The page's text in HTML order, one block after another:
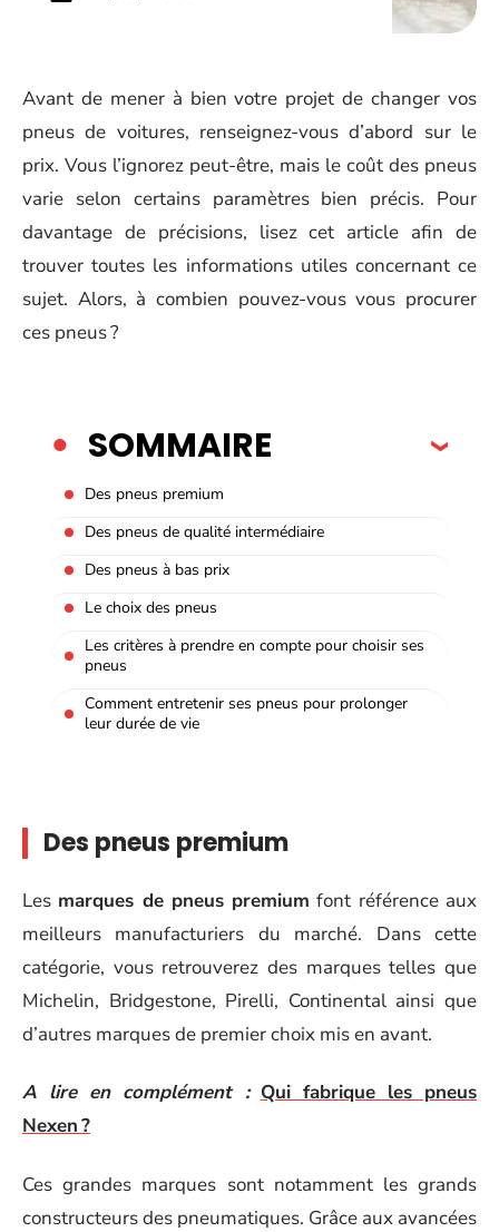
Avant de mener à bien votre projet de changer vos
pneus de voitures, renseignez-vous d’abord sur le
prix. Vous l’ignorez peut-être, mais le coût des pneus
varie selon certains paramètres bien précis. Pour
davantage de précisions, lisez cet article afin de
trouver toutes les informations utiles concernant ce
sujet. Alors, à combien pouvez-vous vous procurer
ces pneus ?
SOMMAIRE
Des pneus premium
Des pneus de qualité intermédiaire
Des pneus à bas prix
Le choix des pneus
Les critères à prendre en compte pour choisir ses
pneus
Comment entretenir ses pneus pour prolonger
leur durée de vie
Des pneus premium
Les marques de pneus premium font référence aux
meilleurs manufacturiers du marché. Dans cette
catégorie, vous retrouverez des marques telles que
Michelin, Bridgestone, Pirelli, Continental ainsi que
d’autres marques de premier choix mis en avant.
A lire en complément : Qui fabrique les pneus
Nexen ?
Ces grandes marques sont notamment les grands
constructeurs des pneumatiques. Grâce aux avancées